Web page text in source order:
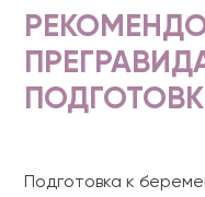
Подготовка к